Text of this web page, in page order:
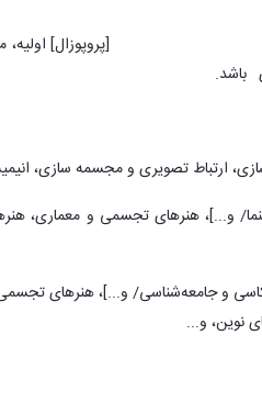
[پروپوزال]
باشد.
ارتباط تصویری و مجسمه سازی،
و...]، هنرهای تجسمی و معماری،
و جامعه‌شناسی/ و...]، هنرهای
نوین، و...